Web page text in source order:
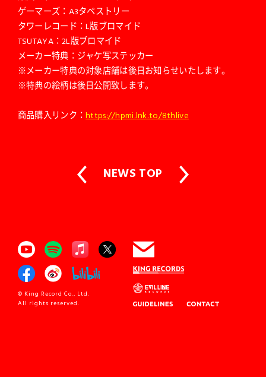
ゲーマーズ：A3タペストリー
タワーレコード：L版ブロマイド
TSUTAYA：2L版ブロマイド
メーカー特典：ジャケ写ステッカー
※メーカー特典の対象店舗は後日お知らせいたします。
※特典の絵柄は後日公開致します。
商品購入リンク：https://hpmi.lnk.to/8thlive
NEWS TOP
© King Record Co., Ltd.
All rights reserved.